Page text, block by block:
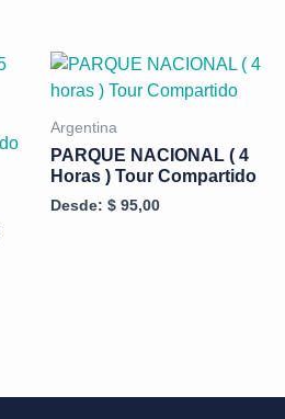
Argentina
PARQUE NACIONAL ( 4
Horas ) Tour Compartido
Desde: $ 95,00